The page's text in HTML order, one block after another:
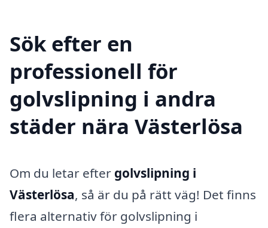
Sök efter en
professionell för
golvslipning i andra
städer nära Västerlösa
Om du letar efter golvslipning i
Västerlösa, så är du på rätt väg! Det finns
flera alternativ för golvslipning i